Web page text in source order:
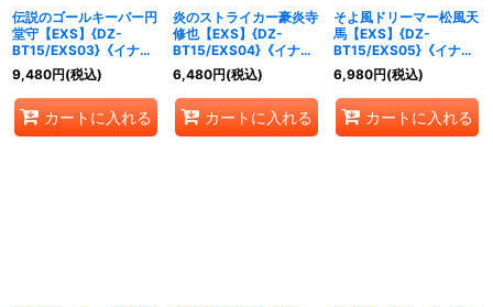
伝説のゴールキーパー円
堂守【EXS】{DZ-
BT15/EXS03}《イナズ
マイレブン》
9,480円(税込)
カートに入れる
炎のストライカー豪炎寺
修也【EXS】{DZ-
BT15/EXS04}《イナズ
マイレブン》
6,480円(税込)
カートに入れる
そよ風ドリーマー松風天
馬【EXS】{DZ-
BT15/EXS05}《イナズ
マイレブン》
6,980円(税込)
カートに入れる